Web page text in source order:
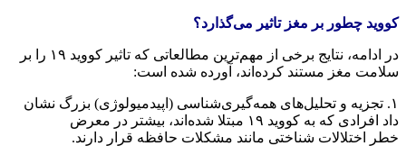
کووید چطور بر مغز تاثیر می‌گذارد؟
در ادامه، نتایج برخی از مهم‌ترین مطالعاتی که تاثیر کووید ۱۹ را بر
سلامت مغز مستند کرده‌اند، آورده شده است:
۱. تجزیه و تحلیل‌های همه‌گیری‌شناسی (اپیدمیولوژی) بزرگ نشان
داد افرادی که به کووید ۱۹ مبتلا شده‌اند، بیشتر در معرض
خطر اختلالات شناختی مانند مشکلات حافظه قرار دارند.